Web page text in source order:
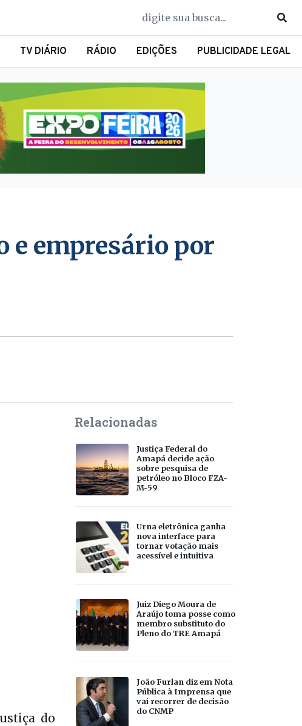
TV DIÁRIO RÁDIO EDIÇÕES PUBLICIDADE LEGAL
e empresário por
do
Relacionadas
Justiça Federal do
Amapá decide ação
sobre pesquisa de
petróleo no Bloco FZA-
M-59
Urna eletrônica ganha
nova interface para
tornar votação mais
acessível e intuitiva
Juiz Diego Moura de
Araújo toma posse como
membro substituto do
Pleno do TRE Amapá
João Furlan diz em Nota
Pública à Imprensa que
vai recorrer de decisão
do CNMP